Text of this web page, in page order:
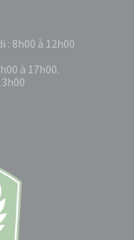
: 8h00 à 12h00
à 17h00.